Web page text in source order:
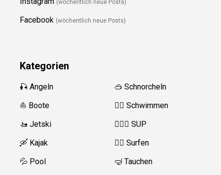
(wöchentlich neue Posts)
Facebook (wöchentlich neue Posts)
Kategorien
🎣 Angeln
⛵️ Boote
🚤 Jetski
🛶 Kajak
💦 Pool
🥽 Schnorcheln
🏊‍♂️ Schwimmen
🏄‍♀️🛶 SUP
🏄‍♂️ Surfen
🤿 Tauchen